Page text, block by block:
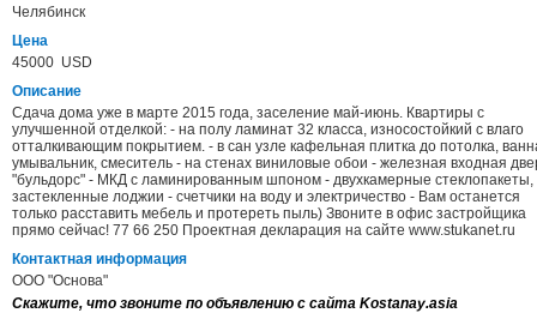
Челябинск
Цена
45000 USD
Описание
Сдача дома уже в марте 2015 года, заселение май-июнь. Квартиры с
улучшенной отделкой: - на полу ламинат 32 класса, износостойкий с влаго
отталкивающим покрытием. - в сан узле кафельная плитка до потолка,
умывальник, смеситель - на стенах виниловые обои - железная входная
"бульдорс" - МКД с ламинированным шпоном - двухкамерные стеклопакеты,
застекленные лоджии - счетчики на воду и электричество - Вам останется
только расставить мебель и протереть пыль) Звоните в офис застройщика
прямо сейчас! 77 66 250 Проектная декларация на сайте www.stukanet.ru
Контактная информация
ООО "Основа"
Скажите, что звоните по объявлению с сайта Kostanay.asia